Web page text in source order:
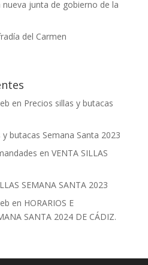
junta de gobierno de la
del Carmen
en Precios sillas y butacas
y butacas Semana Santa 2023
en VENTA SILLAS
SEMANA SANTA 2023
en HORARIOS E
SANTA 2024 DE CÁDIZ.